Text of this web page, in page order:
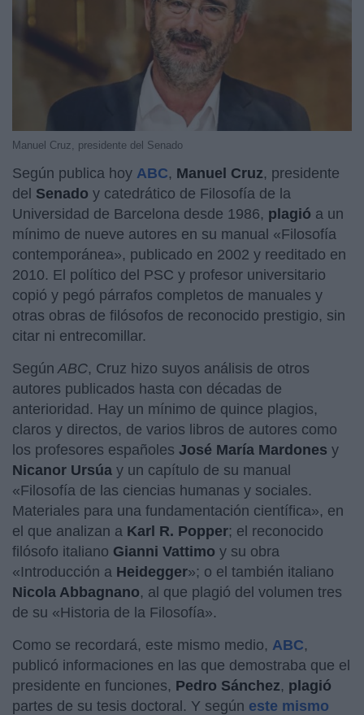
Manuel Cruz, presidente del Senado
Según publica hoy ABC, Manuel Cruz, presidente
del Senado y catedrático de Filosofía de la
Universidad de Barcelona desde 1986, plagió a un
mínimo de nueve autores en su manual «Filosofía
contemporánea», publicado en 2002 y reeditado en
2010. El político del PSC y profesor universitario
copió y pegó párrafos completos de manuales y
otras obras de filósofos de reconocido prestigio, sin
citar ni entrecomillar.
Según ABC, Cruz hizo suyos análisis de otros
autores publicados hasta con décadas de
anterioridad. Hay un mínimo de quince plagios,
claros y directos, de varios libros de autores como
los profesores españoles José María Mardones y
Nicanor Ursúa y un capítulo de su manual
«Filosofía de las ciencias humanas y sociales.
Materiales para una fundamentación científica», en
el que analizan a Karl R. Popper; el reconocido
filósofo italiano Gianni Vattimo y su obra
«Introducción a Heidegger»; o el también italiano
Nicola Abbagnano, al que plagió del volumen tres
de su «Historia de la Filosofía».
Como se recordará, este mismo medio, ABC,
publicó informaciones en las que demostraba que el
presidente en funciones, Pedro Sánchez, plagió
partes de su tesis doctoral. Y según este mismo